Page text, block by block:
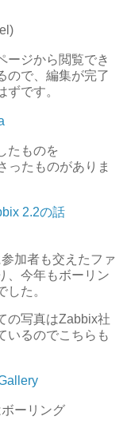
ージから閲覧でき
ので、編集が完了
です。
たものを
ったものがありま
2.2の話
加者も交えたファ
、今年もボーリン
た。
の写真はZabbix社
いるのでこちらも
ーリング